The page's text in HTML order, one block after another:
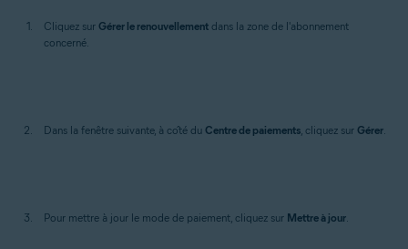
Cliquez sur Gérer le renouvellement dans la zone de l'abonnement
concerné.
Dans la fenêtre suivante, à côté du Centre de paiements, cliquez sur Gérer.
Pour mettre à jour le mode de paiement, cliquez sur Mettre à jour.